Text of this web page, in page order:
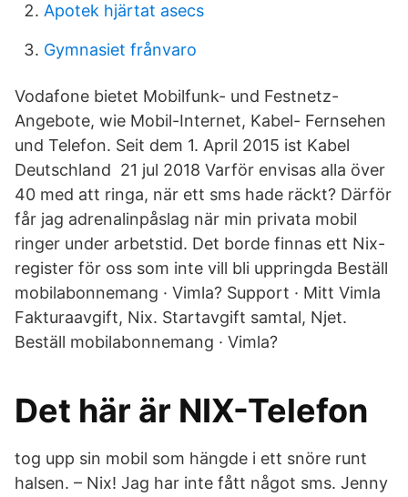
Apotek hjärtat asecs
Gymnasiet frånvaro
Vodafone bietet Mobilfunk- und Festnetz-
Angebote, wie Mobil-Internet, Kabel- Fernsehen
und Telefon. Seit dem 1. April 2015 ist Kabel
Deutschland 21 jul 2018 Varför envisas alla över
40 med att ringa, när ett sms hade räckt? Därför
får jag adrenalinpåslag när min privata mobil
ringer under arbetstid. Det borde finnas ett Nix-
register för oss som inte vill bli uppringda Beställ
mobilabonnemang · Vimla? Support · Mitt Vimla
Fakturaavgift, Nix. Startavgift samtal, Njet.
Beställ mobilabonnemang · Vimla?
Det här är NIX-Telefon
tog upp sin mobil som hängde i ett snöre runt
halsen. – Nix! Jag har inte fått något sms. Jenny